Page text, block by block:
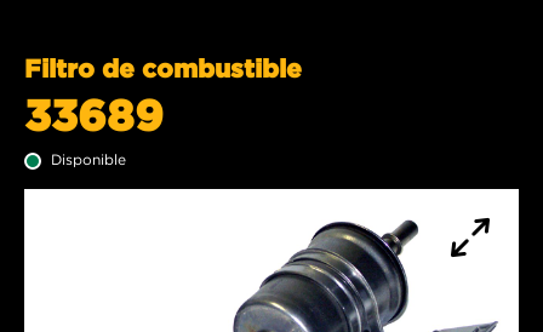
Filtro de combustible
33689
Disponible